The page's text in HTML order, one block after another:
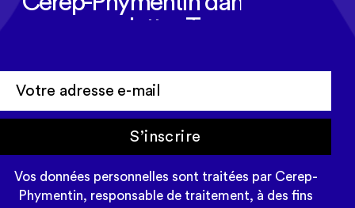
newsletter Tempo
S’inscrire
Vos données personnelles sont traitées par Cerep-
Phymentin, responsable de traitement, à des fins